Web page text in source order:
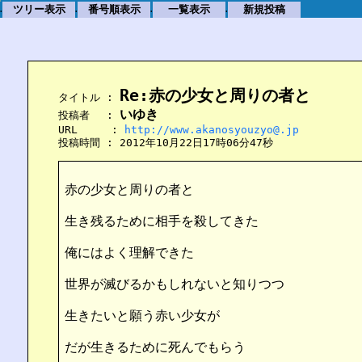
. ツリー表示 . 番号順表示 . 一覧表示 . 新規投稿
    タイトル :
Re:赤の少女と周りの者と
    投稿者　 :
いゆき
    URL　　  :
http://www.akanosyouzyo@.jp
    投稿時間 : 2012年10月22日17時06分47秒
赤の少女と周りの者と
生き残るために相手を殺してきた
俺にはよく理解できた
世界が滅びるかもしれないと知りつつ
生きたいと願う赤い少女が
だが生きるために死んでもらう